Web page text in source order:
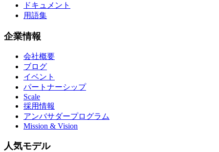
ドキュメント
用語集
企業情報
会社概要
ブログ
イベント
パートナーシップ
Scale
採用情報
アンバサダープログラム
Mission & Vision
人気モデル